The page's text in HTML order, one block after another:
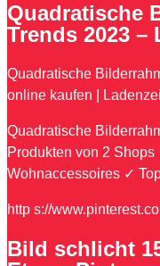
Quadratische
Trends 2023 –
Quadratische
online kaufen |
Quadratische
Produkten von 2
Wohnaccessoires ✓
http s://
Bild schlicht